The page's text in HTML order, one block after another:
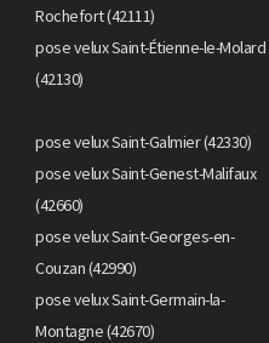
Rochefort (42111)
pose velux Saint-Étienne-le-Molard
(42130)
pose velux Saint-Galmier (42330)
pose velux Saint-Genest-Malifaux
(42660)
pose velux Saint-Georges-en-
Couzan (42990)
pose velux Saint-Germain-la-
Montagne (42670)